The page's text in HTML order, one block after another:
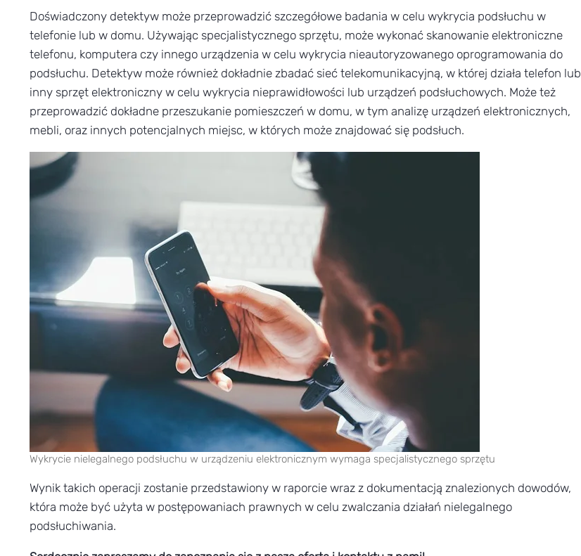
Doświadczony detektyw może przeprowadzić szczegółowe badania w celu wykrycia podsłuchu w
telefonie lub w domu. Używając specjalistycznego sprzętu, może wykonać skanowanie elektroniczne
telefonu, komputera czy innego urządzenia w celu wykrycia nieautoryzowanego oprogramowania do
podsłuchu. Detektyw może również dokładnie zbadać sieć telekomunikacyjną, w której działa telefon lub
inny sprzęt elektroniczny w celu wykrycia nieprawidłowości lub urządzeń podsłuchowych. Może też
przeprowadzić dokładne przeszukanie pomieszczeń w domu, w tym analizę urządzeń elektronicznych,
mebli, oraz innych potencjalnych miejsc, w których może znajdować się podsłuch.
Wykrycie nielegalnego podsłuchu w urządzeniu elektronicznym wymaga specjalistycznego sprzętu
Wynik takich operacji zostanie przedstawiony w raporcie wraz z dokumentacją znalezionych dowodów,
która może być użyta w postępowaniach prawnych w celu zwalczania działań nielegalnego
podsłuchiwania.